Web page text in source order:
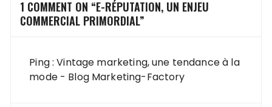
1 COMMENT ON “E-RÉPUTATION, UN ENJEU
COMMERCIAL PRIMORDIAL”
Ping :Vintage marketing, une tendance à la
mode - Blog Marketing-Factory